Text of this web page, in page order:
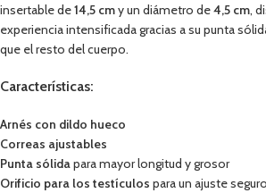
insertable de14,5 cmy un diámetro de4,5 cm,
experiencia intensificada gracias a su punta
que el resto del cuerpo.
Características:
Arnés con dildo hueco
Correas ajustables
Punta sólidapara mayor longitud y grosor
Orificio para los testículos para un ajuste seguro